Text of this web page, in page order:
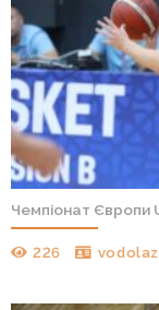
Чемпіонат Європи
226 vodolaz